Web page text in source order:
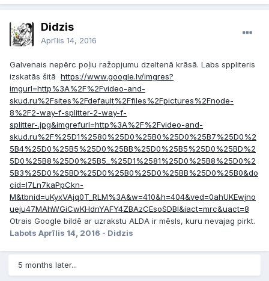
Didzis
Aprīlis 14, 2016
Galvenais nepērc poļiu ražopjumu dzeltenā krāsā. Labs sppliteris
izskatās šitā https://www.google.lv/imgres?
imgurl=http%3A%2F%2Fvideo-and-
skud.ru%2Fsites%2Fdefault%2Ffiles%2Fpictures%2Fnode-
8%2F2-way-f-splitter-2-way-f-
splitter-.jpg&imgrefurl=http%3A%2F%2Fvideo-and-
skud.ru%2F%25D1%2580%25D0%25B0%25D0%25B7%25D0%2
5B4%25D0%25B5%25D0%25BB%25D0%25B5%25D0%25BD%2
5D0%25B8%25D0%25B5_%25D1%2581%25D0%25B8%25D0%2
5B3%25D0%25BD%25D0%25B0%25D0%25BB%25D0%25B0&do
cid=I7Ln7kaPpCkn-
M&tbnid=uKyxVAjq0T_RLM%3A&w=410&h=404&ved=0ahUKEwjno
ueju47MAhWGiCwKHdnYAFY4ZBAzCEsoSDBI&iact=mrc&uact=8
Otrais Google bildē ar uzrakstu ALDA ir mēsls, kuru nevajag pirkt.
Labots Aprīlis 14, 2016 - Didzis
5 months later...